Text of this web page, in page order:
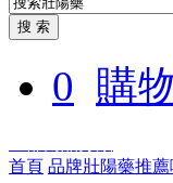
0 購
首頁 品牌壯陽藥推薦